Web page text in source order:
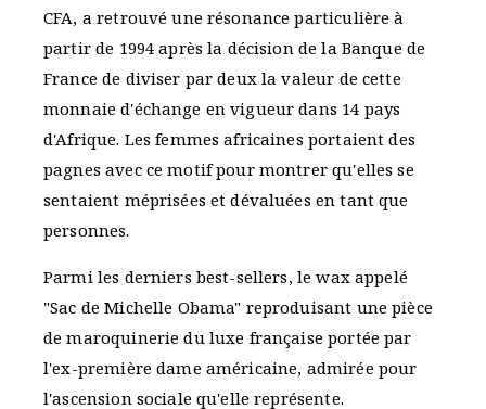
CFA, a retrouvé une résonance particulière à
partir de 1994 après la décision de la Banque de
France de diviser par deux la valeur de cette
monnaie d'échange en vigueur dans 14 pays
d'Afrique. Les femmes africaines portaient des
pagnes avec ce motif pour montrer qu'elles se
sentaient méprisées et dévaluées en tant que
personnes.
Parmi les derniers best-sellers, le wax appelé
"Sac de Michelle Obama" reproduisant une pièce
de maroquinerie du luxe française portée par
l'ex-première dame américaine, admirée pour
l'ascension sociale qu'elle représente.